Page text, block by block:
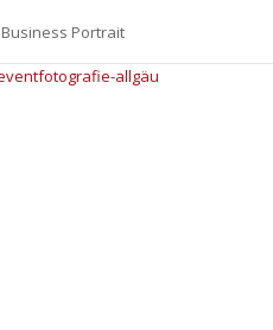
Business Portrait